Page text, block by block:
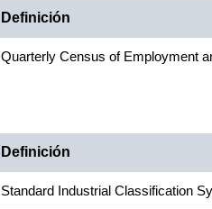
Definición
Quarterly Census of Employment
Definición
Standard Industrial Classification